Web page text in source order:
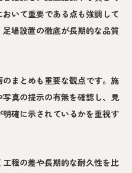
いて重要である点も強調して
場設置の徹底が長期的な品質
まとめも重要な観点です。施
真の提示の有無を確認し、見
確に示されているかを重視す
程の差や長期的な耐久性を比